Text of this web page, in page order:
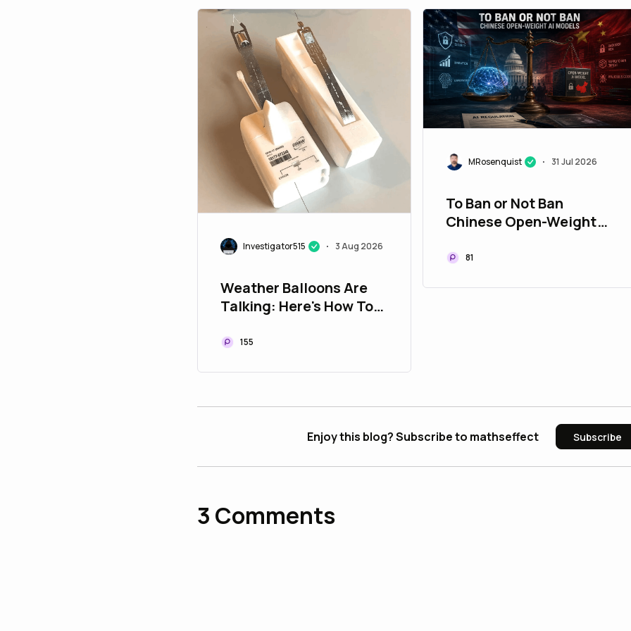
Investigator515 • 3 Aug 2026
Weather Balloons Are
Talking: Here's How To
155
MRosenquist • 31 Jul 2026
To Ban or Not Ban
Chinese Open-Weight
81
Enjoy this blog? Subscribe to mathseffect Subscribe
3 Comments